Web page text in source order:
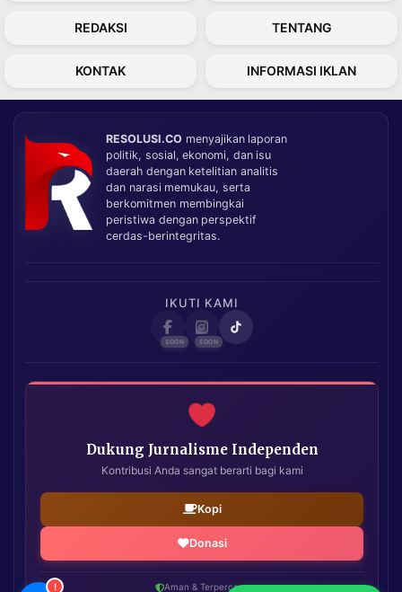
REDAKSI TENTANG
KONTAK INFORMASI IKLAN
RESOLUSI.CO menyajikan laporan
politik, sosial, ekonomi, dan isu
daerah dengan ketelitian analitis
dan narasi memukau, serta
berkomitmen membingkai
peristiwa dengan perspektif
cerdas-berintegritas.
IKUTI KAMI
Dukung Jurnalisme Independen
Kontribusi Anda sangat berarti bagi kami
Kopi
Donasi
Aman & Terpercaya
!